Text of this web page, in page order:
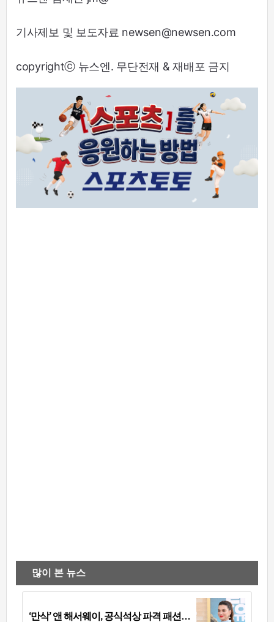
기사제보 및 보도자료 newsen@newsen.com
copyrightⓒ 뉴스엔. 무단전재 & 재배포 금지
많이 본 뉴스
‘만삭’ 앤 해서웨이, 공식석상 파격 패션…